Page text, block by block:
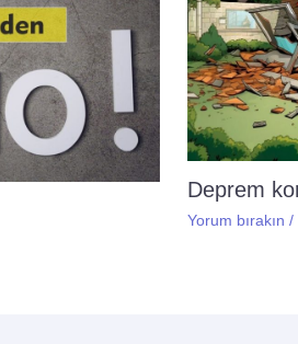
Deprem
Yorum bırakın /